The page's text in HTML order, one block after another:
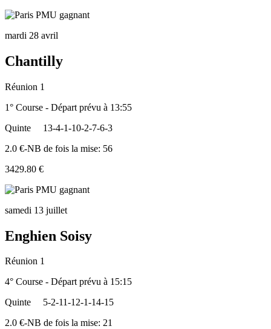
mardi 28 avril
Chantilly
Réunion 1
1° Course - Départ prévu à 13:55
Quinte
13-4-1-10-2-7-6-3
2.0 €-NB de fois la mise: 56
3429.80 €
samedi 13 juillet
Enghien Soisy
Réunion 1
4° Course - Départ prévu à 15:15
Quinte
5-2-11-12-1-14-15
2.0 €-NB de fois la mise: 21